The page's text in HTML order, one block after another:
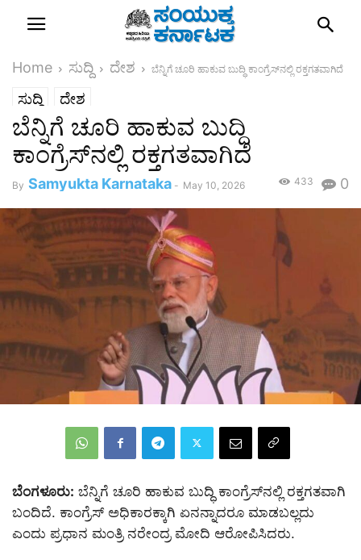
Home ಸುದ್ದಿ ದೇಶ ಬೆನ್ನಿಗೆ ಚೂರಿ ಹಾಕುವ ಬುದ್ಧಿ ಕಾಂಗ್ರೆಸ್‌ನಲ್ಲಿ ರಕ್ತಗತವಾಗಿದೆ
ಸುದ್ದಿ ದೇಶ
ಬೆನ್ನಿಗೆ ಚೂರಿ ಹಾಕುವ ಬುದ್ಧಿ
ಕಾಂಗ್ರೆಸ್‌ನಲ್ಲಿ ರಕ್ತಗತವಾಗಿದೆ
By Samyukta Karnataka - May 10, 2026 0
433
ಬೆಂಗಳೂರು: ಬೆನ್ನಿಗೆ ಚೂರಿ ಹಾಕುವ ಬುದ್ಧಿ ಕಾಂಗ್ರೆಸ್‌ನಲ್ಲಿ ರಕ್ತಗತವಾಗಿ
ಬಂದಿದೆ. ಕಾಂಗ್ರೆಸ್‌ ಅಧಿಕಾರಕ್ಕಾಗಿ ಏನನ್ನಾದರೂ ಮಾಡಬಲ್ಲದು
ಎಂದು ಪ್ರಧಾನ ಮಂತ್ರಿ ನರೇಂದ್ರ ಮೋದಿ ಆರೋಪಿಸಿದರು.